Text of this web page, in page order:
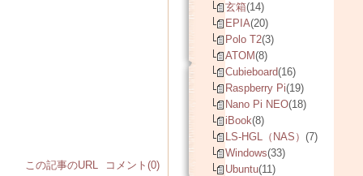
この記事のURL コメント(0)
玄箱(14)
EPIA(20)
Polo T2(3)
ATOM(8)
Cubieboard(16)
Raspberry Pi(19)
Nano Pi NEO(18)
iBook(8)
LS-HGL（NAS） (7)
Windows(33)
Ubuntu(11)